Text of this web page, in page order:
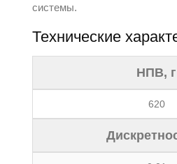
системы.
Технические
НПВ, г
620